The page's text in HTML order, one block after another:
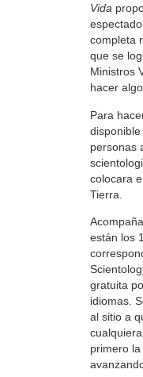
Vida
completa
que se
Ministros
hacer
Para
personas
colocara
Tierra.
están los
gratuita
idiomas.
al sitio a
primero